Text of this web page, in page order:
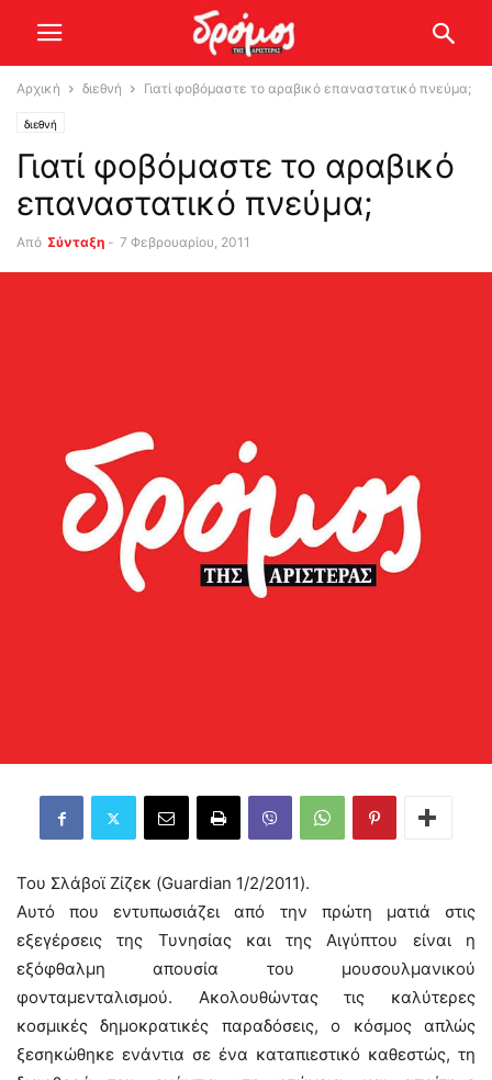
Αρχική διεθνή Γιατί φοβόμαστε το αραβικό επαναστατικό πνεύμα;
διεθνή
Γιατί φοβόμαστε το αραβικό
επαναστατικό πνεύμα;
Από Σύνταξη - 7 Φεβρουαρίου, 2011
Του Σλάβοϊ Ζίζεκ (Guardian 1/2/2011).
Αυτό που εντυπωσιάζει από την πρώτη ματιά στις
εξεγέρσεις της Τυνησίας και της Αιγύπτου είναι η
εξόφθαλμη απουσία του μουσουλμανικού
φονταμενταλισμού. Ακολουθώντας τις καλύτερες
κοσμικές δημοκρατικές παραδόσεις, ο κόσμος απλώς
ξεσηκώθηκε ενάντια σε ένα καταπιεστικό καθεστώς, τη